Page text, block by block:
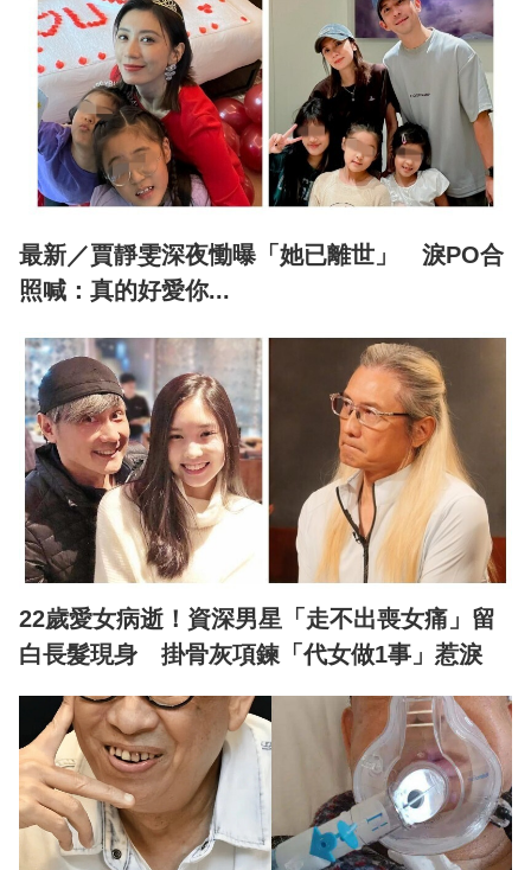
最新／賈靜雯深夜慟曝「她已離世」 淚PO合
照喊：真的好愛你...
22歲愛女病逝！資深男星「走不出喪女痛」留
白長髮現身 掛骨灰項鍊「代女做1事」惹淚